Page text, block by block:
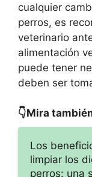
cualquier
perros, es
veterinario
alimentación
puede tener
deben ser
👇Mira
Los
limpiar los
perros: una